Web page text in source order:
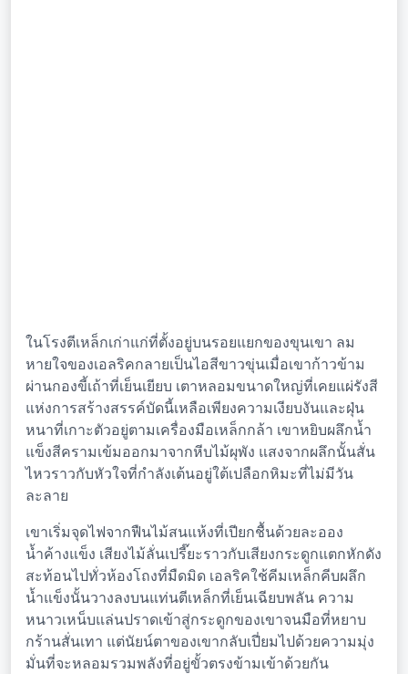
ในโรงตีเหล็กเก่าแก่ที่ตั้งอยู่บนรอยแยกของขุนเขา ลม
หายใจของเอลริคกลายเป็นไอสีขาวขุ่นเมื่อเขาก้าวข้าม
ผ่านกองขี้เถ้าที่เย็นเยียบ เตาหลอมขนาดใหญ่ที่เคยแผ่รังสี
แห่งการสร้างสรรค์บัดนี้เหลือเพียงความเงียบงันและฝุ่น
หนาที่เกาะตัวอยู่ตามเครื่องมือเหล็กกล้า เขาหยิบผลึกน้ำ
แข็งสีครามเข้มออกมาจากหีบไม้ผุพัง แสงจากผลึกนั้นสั่น
ไหวราวกับหัวใจที่กำลังเต้นอยู่ใต้เปลือกหิมะที่ไม่มีวัน
ละลาย
เขาเริ่มจุดไฟจากฟืนไม้สนแห้งที่เปียกชื้นด้วยละออง
น้ำค้างแข็ง เสียงไม้ลั่นเปรี๊ยะราวกับเสียงกระดูกแตกหักดัง
สะท้อนไปทั่วห้องโถงที่มืดมิด เอลริคใช้คีมเหล็กคีบผลึก
น้ำแข็งนั้นวางลงบนแท่นตีเหล็กที่เย็นเฉียบพลัน ความ
หนาวเหน็บแล่นปราดเข้าสู่กระดูกของเขาจนมือที่หยาบ
กร้านสั่นเทา แต่นัยน์ตาของเขากลับเปี่ยมไปด้วยความมุ่ง
มั่นที่จะหลอมรวมพลังที่อยู่ขั้วตรงข้ามเข้าด้วยกัน